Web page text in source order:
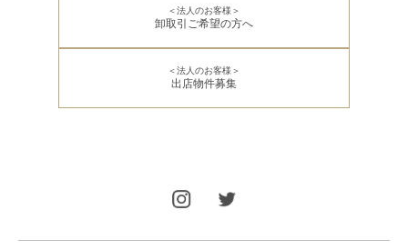
＜法人のお客様＞
卸取引ご希望の方へ
＜法人のお客様＞
出店物件募集